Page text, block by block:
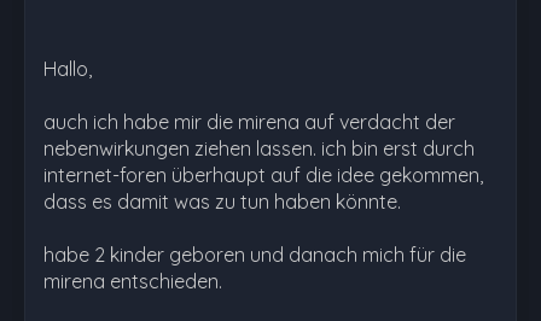
Hallo,
auch ich habe mir die mirena auf verdacht der
nebenwirkungen ziehen lassen. ich bin erst durch
internet-foren überhaupt auf die idee gekommen,
dass es damit was zu tun haben könnte.
habe 2 kinder geboren und danach mich für die
mirena entschieden.